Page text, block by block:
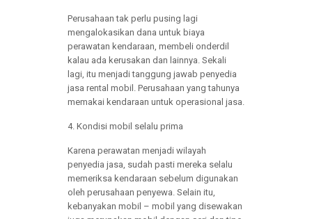
Perusahaan tak perlu pusing lagi
mengalokasikan dana untuk biaya
perawatan kendaraan, membeli onderdil
kalau ada kerusakan dan lainnya. Sekali
lagi, itu menjadi tanggung jawab penyedia
jasa rental mobil. Perusahaan yang tahunya
memakai kendaraan untuk operasional jasa.
4. Kondisi mobil selalu prima
Karena perawatan menjadi wilayah
penyedia jasa, sudah pasti mereka selalu
memeriksa kendaraan sebelum digunakan
oleh perusahaan penyewa. Selain itu,
kebanyakan mobil – mobil yang disewakan